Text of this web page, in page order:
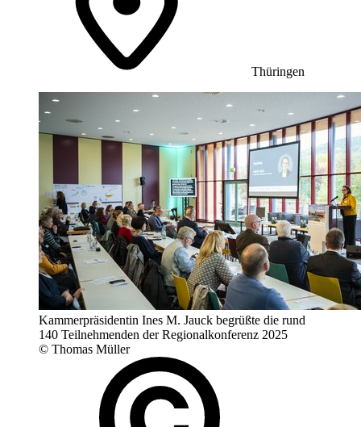
Thüringen
Kammerpräsidentin Ines M. Jauck begrüßte die rund
140 Teilnehmenden der Regionalkonferenz 2025
© Thomas Müller